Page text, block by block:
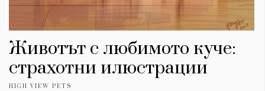
Животът с любимото куче:
страхотни илюстрации
HIGH VIEW PETS